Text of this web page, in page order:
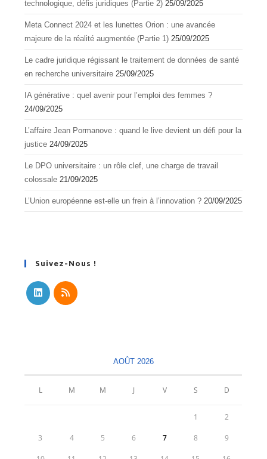
technologique, défis juridiques (Partie 2) 25/09/2025
Meta Connect 2024 et les lunettes Orion : une avancée
majeure de la réalité augmentée (Partie 1) 25/09/2025
Le cadre juridique régissant le traitement de données de santé
en recherche universitaire 25/09/2025
IA générative : quel avenir pour l’emploi des femmes ?
24/09/2025
L’affaire Jean Pormanove : quand le live devient un défi pour la
justice 24/09/2025
Le DPO universitaire : un rôle clef, une charge de travail
colossale 21/09/2025
L’Union européenne est-elle un frein à l’innovation ? 20/09/2025
Suivez-Nous !
AOÛT 2026
L M M J V S D
1 2
3 4 5 6 7 8 9